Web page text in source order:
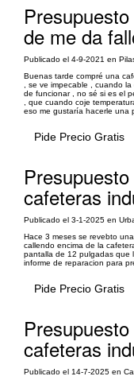
de me da
Publicado el 4-9-2021 en
Buenas tarde compré una
, se ve impecable , cuando
de funcionar , no sé si es el
, que cuando coje
eso me gustaría hacerle una
Pide Precio Gratis
cafeteras
Publicado el 3-1-2025 en
Hace 3 meses se revebto
callendo encima de la
pantalla de 12 pulgadas que
informe de reparacion para
Pide Precio Gratis
cafeteras
Publicado el 14-7-2025 en